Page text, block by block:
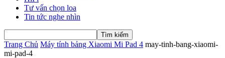
Tư vấn chọn loa
Tin tức nghe nhìn
Trang Chủ Máy tính bảng Xiaomi Mi Pad 4 may-tinh-bang-xiaomi-
mi-pad-4